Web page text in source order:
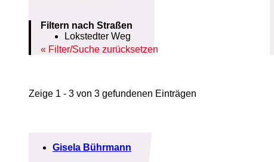
Filtern nach Straßen
Lokstedter Weg
Filter/Suche zurücksetzen
Zeige 1 - 3 von 3 gefundenen Einträgen
Gisela Bührmann